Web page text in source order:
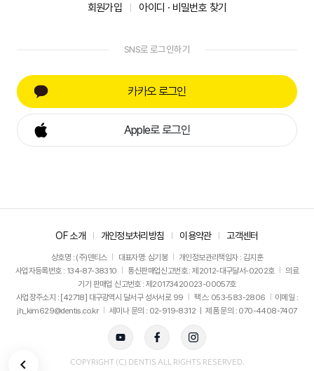
회원가입 아이디 · 비밀번호 찾기
SNS로 로그인하기
카카오 로그인
Apple로 로그인
OF 소개 개인정보처리방침 이용약관 고객센터
상호명 : (주)덴티스 대표자명: 심기봉
개인정보관리책임자 : 김지훈
사업자등록번호 : 134-87-38310
통신판매업신고번호 : 제2012-대구달서-0202호
의료
기기 판매업 신고번호 : 제20173420023-00057호
사업장주소지 : [42718] 대구광역시 달서구 성서서로 99
팩스: 053-583-2806
이메일 :
jh_kim629@dentis.co.kr
세미나 문의 : 02-919-8312 ㅣ 제품 문의 : 070-4408-7407
COPYRIGHT (C) DENTIS ALL RIGHTS RESERVED.